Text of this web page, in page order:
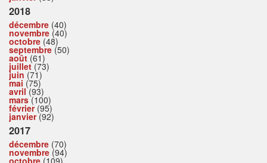
2018
décembre (40)
novembre (40)
octobre (48)
septembre (50)
août (61)
juillet(73)
juin (71)
mai (75)
avril(93)
mars(100)
février(95)
janvier(92)
2017
décembre (70)
novembre (94)
octobre (109)